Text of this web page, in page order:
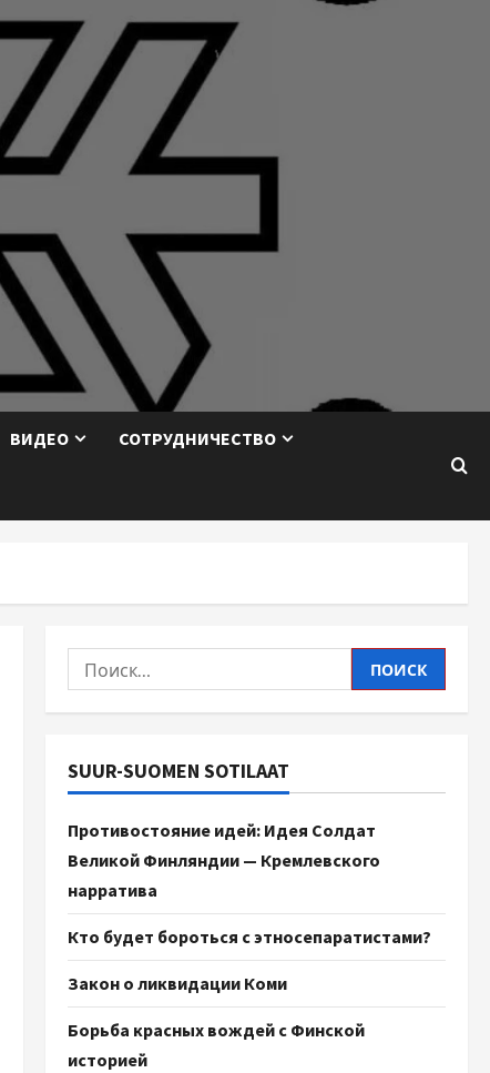
ВИДЕО СОТРУДНИЧЕСТВО
SUUR-SUOMEN SOTILAAT
Противостояние идей: Идея Солдат
Великой Финляндии — Кремлевского
нарратива
Кто будет бороться с этносепаратистами?
Закон о ликвидации Коми
Борьба красных вождей с Финской
историей